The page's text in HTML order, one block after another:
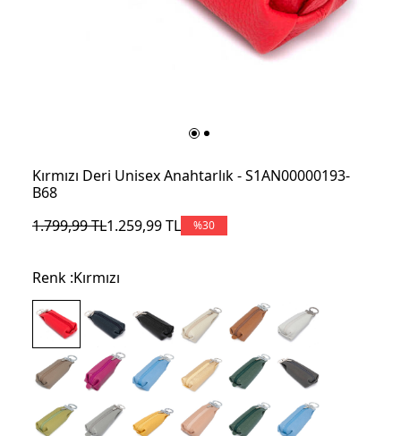
Kırmızı Deri Unisex Anahtarlık - S1AN00000193-
B68
1.799,99TL1.259,99TL %30
Renk :Kırmızı